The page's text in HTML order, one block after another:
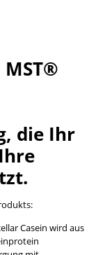
die Ihr
Casein wird aus